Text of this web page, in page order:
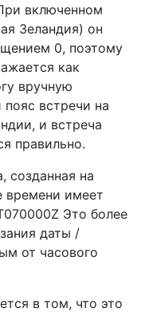
включенном
Зеландия) он
0, поэтому
как
вручную
пояс встречи на
и встреча
правильно.
созданная на
времени имеет
Это более
даты /
от часового
в том, что это